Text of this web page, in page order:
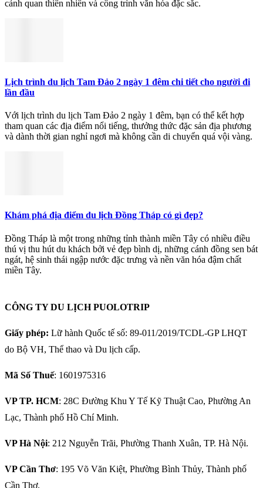
cảnh quan thiên nhiên và công trình văn hóa đặc sắc.
Lịch trình du lịch Tam Đảo 2 ngày 1 đêm chi tiết cho người đi
lần đầu
Với lịch trình du lịch Tam Đảo 2 ngày 1 đêm, bạn có thể kết hợp
tham quan các địa điểm nổi tiếng, thưởng thức đặc sản địa phương
và dành thời gian nghỉ ngơi mà không cần di chuyển quá vội vàng.
Khám phá địa điểm du lịch Đồng Tháp có gì đẹp?
Đồng Tháp là một trong những tỉnh thành miền Tây có nhiều điều
thú vị thu hút du khách bởi vẻ đẹp bình dị, những cánh đồng sen bát
ngát, hệ sinh thái ngập nước đặc trưng và nền văn hóa đậm chất
miền Tây.
CÔNG TY DU LỊCH PUOLOTRIP
Giấy phép: Lữ hành Quốc tế số: 89-011/2019/TCDL-GP LHQT
do Bộ VH, Thể thao và Du lịch cấp.
Mã Số Thuế: 1601975316
VP TP. HCM: 28C Đường Khu Y Tế Kỹ Thuật Cao, Phường An
Lạc, Thành phố Hồ Chí Minh.
VP Hà Nội: 212 Nguyễn Trãi, Phường Thanh Xuân, TP. Hà Nội.
VP Cần Thơ: 195 Võ Văn Kiệt, Phường Bình Thủy, Thành phố
Cần Thơ.